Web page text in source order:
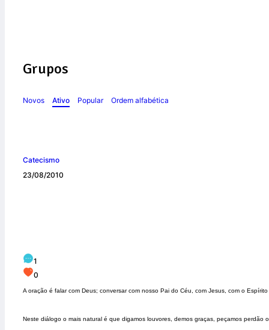
Grupos
Novos Ativo Popular Ordem alfabética
Catecismo
23/08/2010
1
0
A oração é falar com Deus; conversar com nosso Pai do Céu, com Jesus, com o
Neste diálogo o mais natural é que digamos louvores, demos graças, peçamos perdão